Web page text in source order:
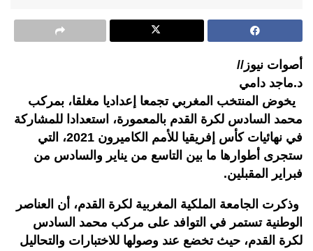
أصوات نيوز//
د.ماجد دامي
يخوض المنتخب المغربي تجمعا إعداديا مغلقا، بمركب
محمد السادس لكرة القدم بالمعمورة، استعدادا للمشاركة
في نهائيات كأس إفريقيا للأمم الكاميرون 2021، التي
ستجرى أطوارها ما بين التاسع من يناير والسادس من
فبراير المقبلين.
وذكرت الجامعة الملكية المغربية لكرة القدم، أن العناصر
الوطنية تستمر في التوافد على مركب محمد السادس
لكرة القدم، حيث تخضع عند وصولها للاختبارات والتحاليل